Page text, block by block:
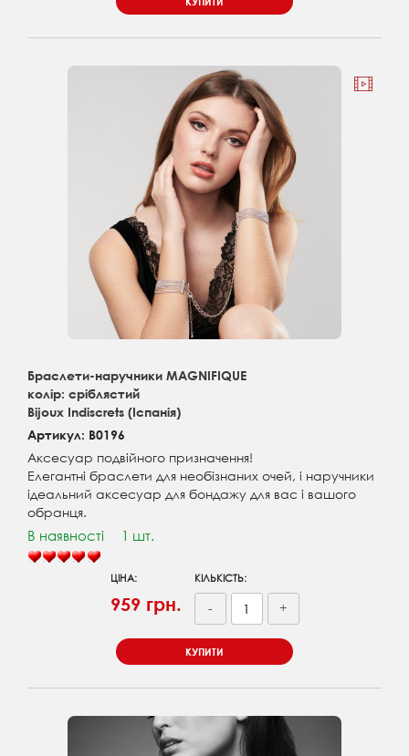
Браслети-наручники MAGNIFIQUE
колір: сріблястий
Bijoux Indiscrets (Іспанія)
Артикул: B0196
Аксесуар подвійного призначення!
Елегантні браслети для необізнаних очей, і наручники
ідеальний аксесуар для бондажу для вас і вашого
обранця.
В наявності 1 шт.
ЦІНА:
959 грн.
КІЛЬКІСТЬ:
- +
КУПИТИ